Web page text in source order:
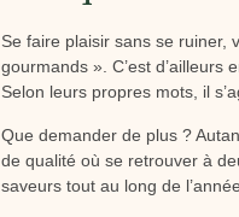
Se faire plaisir sans se ruiner,
gourmands ». C’est
Selon leurs propres mots, il
Que demander de plus ?
de qualité où se retrouver à
saveurs tout au long de l’année.